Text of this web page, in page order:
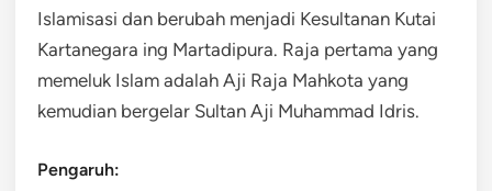
Islamisasi dan berubah menjadi Kesultanan Kutai
Kartanegara ing Martadipura. Raja pertama yang
memeluk Islam adalah Aji Raja Mahkota yang
kemudian bergelar Sultan Aji Muhammad Idris.
Pengaruh: